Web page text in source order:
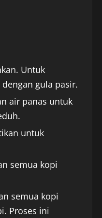
Untuk
gula pasir.
air panas untuk
untuk
semua kopi
semua kopi
Proses ini